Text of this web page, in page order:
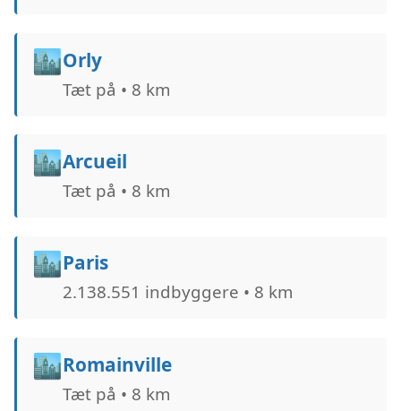
🏙️Orly
Tæt på • 8 km
🏙️Arcueil
Tæt på • 8 km
🏙️Paris
2.138.551 indbyggere • 8 km
🏙️Romainville
Tæt på • 8 km